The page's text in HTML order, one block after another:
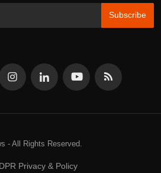
Subscribe
- All Rights Reserved.
Privacy & Policy